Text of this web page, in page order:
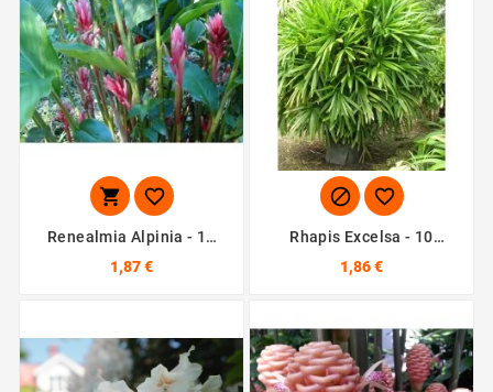
 
Renealmia Alpinia - 10
1,87 €
 
Rhapis Excelsa - 10
1,86 €